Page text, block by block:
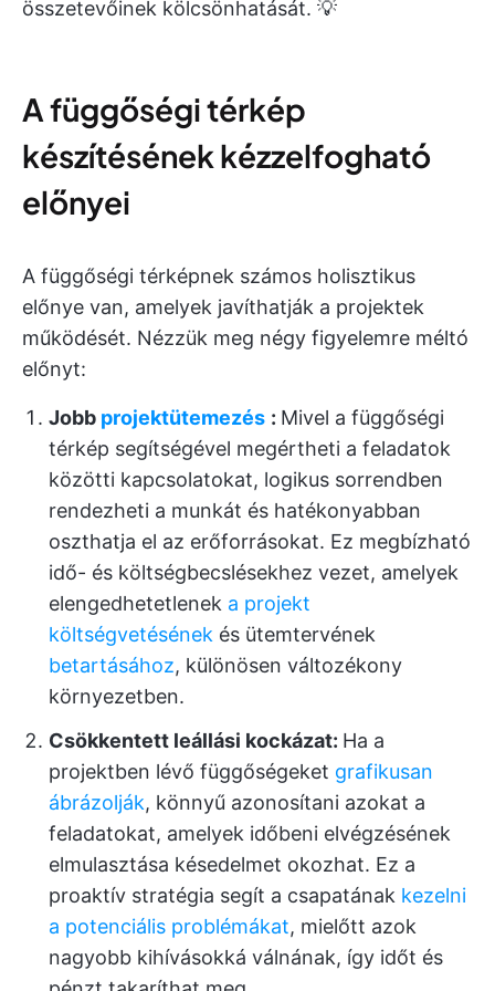
összetevőinek kölcsönhatását. 💡
A függőségi térkép
készítésének kézzelfogható
előnyei
A függőségi térképnek számos holisztikus
előnye van, amelyek javíthatják a projektek
működését. Nézzük meg négy figyelemre méltó
előnyt:
Jobb projektütemezés : Mivel a függőségi
térkép segítségével megértheti a feladatok
közötti kapcsolatokat, logikus sorrendben
rendezheti a munkát és hatékonyabban
oszthatja el az erőforrásokat. Ez megbízható
idő- és költségbecslésekhez vezet, amelyek
elengedhetetlenek a projekt
költségvetésének és ütemtervének
betartásához, különösen változékony
környezetben.
Csökkentett leállási kockázat: Ha a
projektben lévő függőségeket grafikusan
ábrázolják, könnyű azonosítani azokat a
feladatokat, amelyek időbeni elvégzésének
elmulasztása késedelmet okozhat. Ez a
proaktív stratégia segít a csapatának kezelni
a potenciális problémákat, mielőtt azok
nagyobb kihívásokká válnának, így időt és